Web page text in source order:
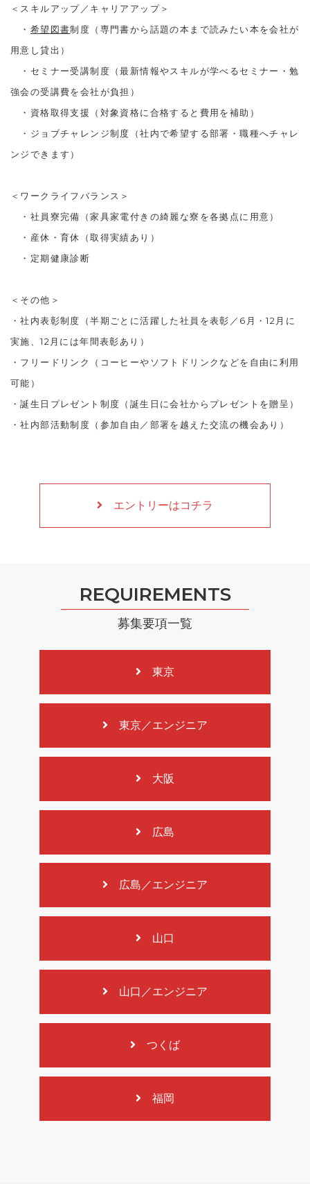
＜スキルアップ／キャリアアップ＞
・ 希望図書制度（専門書から話題の本まで読みたい本を会社が
用意し貸出）
・セミナー受講制度（最新情報やスキルが学べるセミナー・勉
強会の受講費を会社が負担）
・資格取得支援（対象資格に合格すると費用を補助）
・ジョブチャレンジ制度（社内で希望する部署・職種へチャレ
ンジできます）
＜ワークライフバランス＞
・社員寮完備（家具家電付きの綺麗な寮を各拠点に用意）
・産休・育休（取得実績あり）
・定期健康診断
＜その他＞
・社内表彰制度（半期ごとに活躍した社員を表彰／6月・12月に
実施、12月には年間表彰あり）
・フリードリンク（コーヒーやソフトドリンクなどを自由に利用
可能）
・誕生日プレゼント制度（誕生日に会社からプレゼントを贈呈）
・社内部活動制度（参加自由／部署を越えた交流の機会あり）
エントリーはコチラ
REQUIREMENTS
募集要項一覧
東京
東京／エンジニア
大阪
広島
広島／エンジニア
山口
山口／エンジニア
つくば
福岡